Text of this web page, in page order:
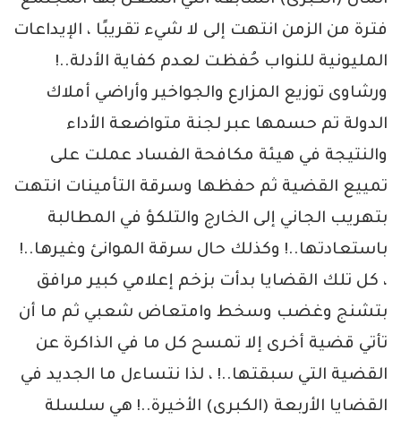
فترة من الزمن انتهت إلى لا شيء تقريبًا ، الإيداعات
المليونية للنواب حُفظت لعدم كفاية الأدلة..!
ورشاوى توزيع المزارع والجواخير وأراضي أملاك
الدولة تم حسمها عبر لجنة متواضعة الأداء
والنتيجة في هيئة مكافحة الفساد عملت على
تمييع القضية ثم حفظها وسرقة التأمينات انتهت
بتهريب الجاني إلى الخارج والتلكؤ في المطالبة
باستعادتها..! وكذلك حال سرقة الموانئ وغيرها..!
، كل تلك القضايا بدأت بزخم إعلامي كبير مرافق
بتشنج وغضب وسخط وامتعاض شعبي ثم ما أن
تأتي قضية أخرى إلا تمسح كل ما في الذاكرة عن
القضية التي سبقتها..! ، لذا نتساءل ما الجديد في
القضايا الأربعة (الكبرى) الأخيرة..! هي سلسلة